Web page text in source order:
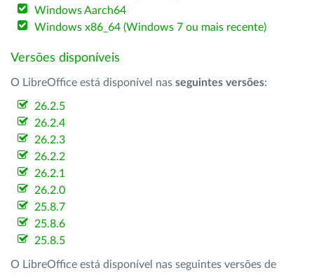
Windows Aarch64
Windows x86_64 (Windows 7 ou mais recente)
Versões disponíveis
O LibreOffice está disponível nas seguintes versões:
26.2.5
26.2.4
26.2.3
26.2.2
26.2.1
26.2.0
25.8.7
25.8.6
25.8.5
O LibreOffice está disponível nas seguintes versões de